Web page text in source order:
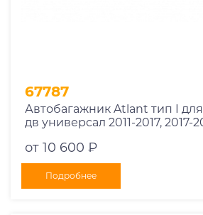
67787
Автобагажник Atlant тип I для
дв универсал 2011-2017, 2017-
от 10 600 ₽
Подробнее